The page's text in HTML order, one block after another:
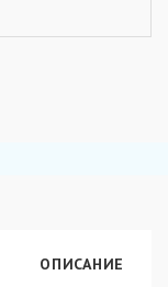
ОПИСАНИЕ